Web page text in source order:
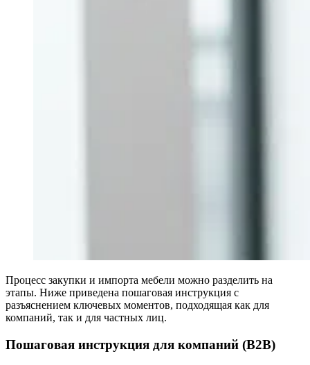
Процесс закупки и импорта мебели можно разделить на
этапы. Ниже приведена пошаговая инструкция с
разъяснением ключевых моментов, подходящая как для
компаний, так и для частных лиц.
Пошаговая инструкция для компаний (B2B)